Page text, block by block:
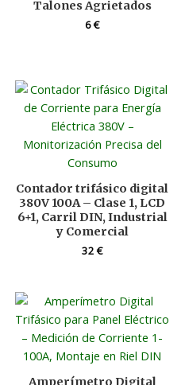
Talones Agrietados
6€
Contador trifásico digital
380V 100A – Clase 1, LCD
6+1, Carril DIN, Industrial
y Comercial
32€
Amperímetro Digital